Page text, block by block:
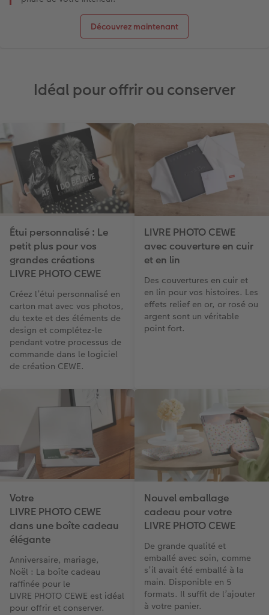
Découvrez maintenant
Idéal pour offrir ou conserver
Étui personnalisé : Le
petit plus pour vos
grandes créations
LIVRE PHOTO CEWE
Créez l’étui personnalisé en
carton mat avec vos photos,
du texte et des éléments de
design et complétez-le
pendant votre processus de
commande dans le logiciel
de création CEWE.
LIVRE PHOTO CEWE
avec couverture en cuir
et en lin
Des couvertures en cuir et
en lin pour vos histoires. Les
effets relief en or, or rosé ou
argent sont un véritable
point fort.
Votre
LIVRE PHOTO CEWE
dans une boîte cadeau
élégante
Anniversaire, mariage,
Noël : La boîte cadeau
raffinée pour le
LIVRE PHOTO CEWE est idéal
pour offrir et conserver.
Nouvel emballage
cadeau pour votre
LIVRE PHOTO CEWE
De grande qualité et
emballé avec soin, comme
s’il avait été emballé à la
main. Disponible en 5
formats. Il suffit de l’ajouter
à votre panier.